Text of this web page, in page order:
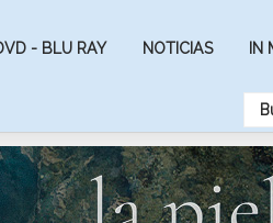
- BLU RAY NOTICIAS IN